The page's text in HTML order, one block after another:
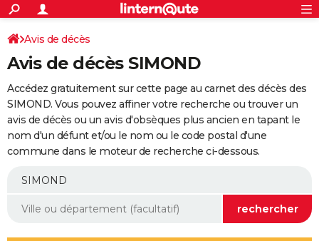
ACTUALITÉS
Politique
Société
Faits Divers
Education
Monde
Villes
+
SPORT
Coupe du monde 2026
Football
Tennis
Cyclisme
Rugby
Forum
Programme TV
TNT
Streaming
Cinéma
Sorties cinéma
Musique
+
FINANCE
Retraite
Epargne
Immobilier
Risques naturels par ville
Banque
Assurance
AUTO
Essais
Réserver un essai
Citadines
Berlines
SUV
Forum auto
+
Mobiles
Meilleur smartphone
Internet
Ordinateurs
Jeux vidéo
Guide high-tech
Aménagement intérieur
Avis de décès
Avis de décès SIMOND
Accédez gratuitement sur cette page au carnet des décès des
SIMOND. Vous pouvez affiner votre recherche ou trouver un
avis de décès ou un avis d'obsèques plus ancien en tapant le
nom d'un défunt et/ou le nom ou le code postal d'une
commune dans le moteur de recherche ci-dessous.